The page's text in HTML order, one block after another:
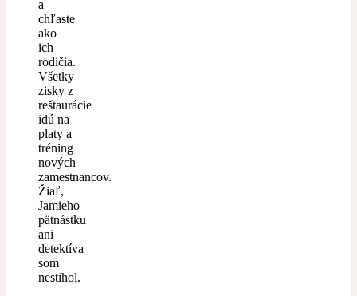
a
chľaste
ako
ich
rodičia.
Všetky
zisky z
reštaurácie
idú na
platy a
tréning
nových
zamestnancov.
Žiaľ,
Jamieho
pätnástku
ani
detektíva
som
nestihol.